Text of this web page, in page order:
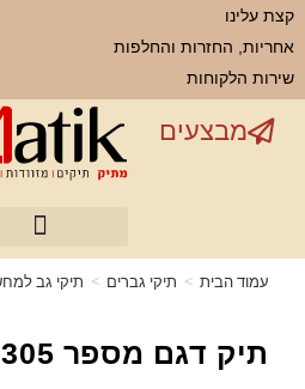
קצת עלינו
אחריות, החזרות והחלפות
שירות הלקוחות
מבצעים
עמוד הבית > תיקי גברים > תיקי גב
תיק דגם מספר SN96305